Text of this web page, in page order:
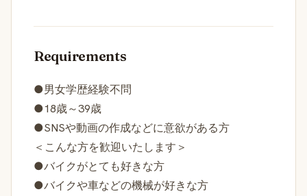
Requirements
●男女学歴経験不問
●18歳～39歳
●SNSや動画の作成などに意欲がある方
＜こんな方を歓迎いたします＞
●バイクがとても好きな方
●バイクや車などの機械が好きな方